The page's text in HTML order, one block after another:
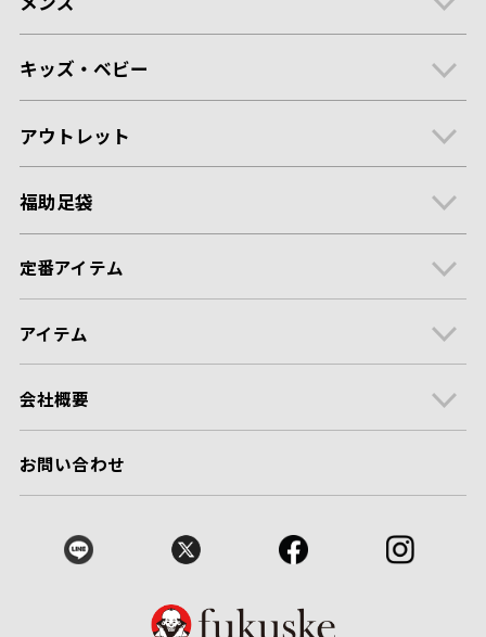
キッズ・ベビー
アウトレット
福助足袋
定番アイテム
アイテム
会社概要
お問い合わせ